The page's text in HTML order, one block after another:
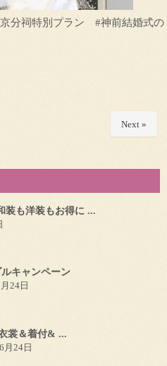
分祠特別プラン #神前結婚式の
Next »
装も洋装もお得に ...
キャンペーン
24日
裳＆着付& ...
月24日